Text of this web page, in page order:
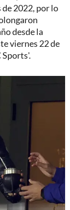
2022, por lo
desde la
viernes 22 de
Sports'.